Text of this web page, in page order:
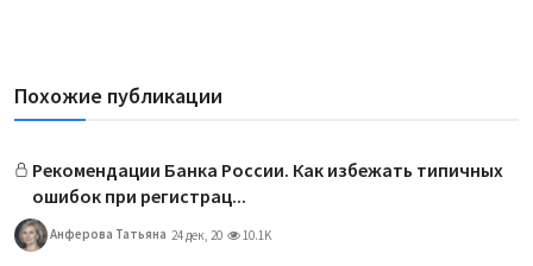
Похожие публикации
Рекомендации Банка России. Как избежать типичных
ошибок при регистрац...
Анферова Татьяна 24 дек, 20 10.1K